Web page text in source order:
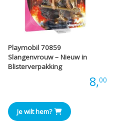
Playmobil 70859
Slangenvrouw – Nieuw in
Blisterverpakking
8,00
Je wilt hem?